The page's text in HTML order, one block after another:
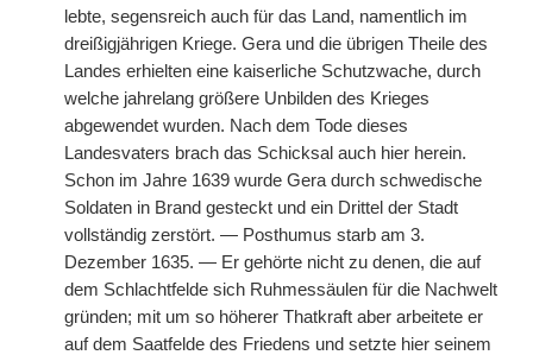
lebte, segensreich auch für das Land, namentlich im
dreißigjährigen Kriege. Gera und die übrigen Theile des
Landes erhielten eine kaiserliche Schutzwache, durch
welche jahrelang größere Unbilden des Krieges
abgewendet wurden. Nach dem Tode dieses
Landesvaters brach das Schicksal auch hier herein.
Schon im Jahre 1639 wurde Gera durch schwedische
Soldaten in Brand gesteckt und ein Drittel der Stadt
vollständig zerstört. — Posthumus starb am 3.
Dezember 1635. — Er gehörte nicht zu denen, die auf
dem Schlachtfelde sich Ruhmessäulen für die Nachwelt
gründen; mit um so höherer Thatkraft aber arbeitete er
auf dem Saatfelde des Friedens und setzte hier seinem